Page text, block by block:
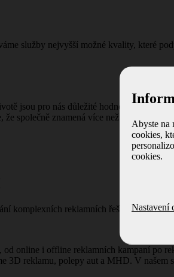
služby nejvyšší možné kvality, které
jsou pro nás důležité hodnoty jako
společně znamená více než každý́ sám.
komplexních reklamních řešení a
od online i offline reklamních kampaní po
3D reklamu, polepy aut a MHD. V
Abyste na
cookies,
cookies.
Nastavení